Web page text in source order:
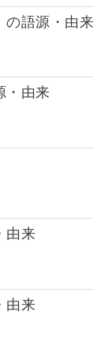
の語源・由来
・由来
由来
由来